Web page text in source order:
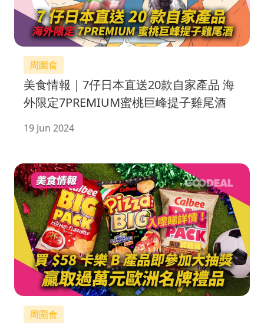
周圍食
美食情報｜7仔日本直送20款自家產品 海
外限定7PREMIUM蜜桃巨峰提子雞尾酒
19 Jun 2024
周圍食